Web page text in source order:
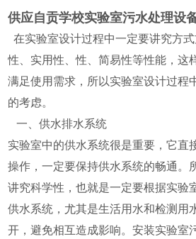
供应自贡学校实验室污水处理设
在实验室设计过程中一定要讲究方
性、实用性、性、简易性等性能，这
满足使用需求，所以实验室设计过程
的考虑。
一、供水排水系统
实验室中的供水系统很是重要，它直
操作，一定要保持供水系统的畅通。
讲究科学性，也就是一定要根据实验
供水系统，尤其是生活用水和检测用
开，避免相互造成影响。安装实验室